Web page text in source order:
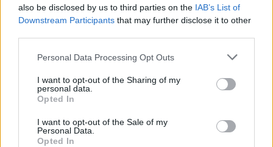
also be disclosed by us to third parties on the IAB’s List of
Downstream Participants that may further disclose it to other
Personal Data Processing Opt Outs
I want to opt-out of the Sharing of my
personal data.
Opted In
I want to opt-out of the Sale of my
Personal Data.
Opted In